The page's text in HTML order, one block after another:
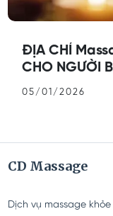
ĐỊA CHỈ
CHO NGƯỜI
05/01/2026
CD Massage
Dịch vụ massage